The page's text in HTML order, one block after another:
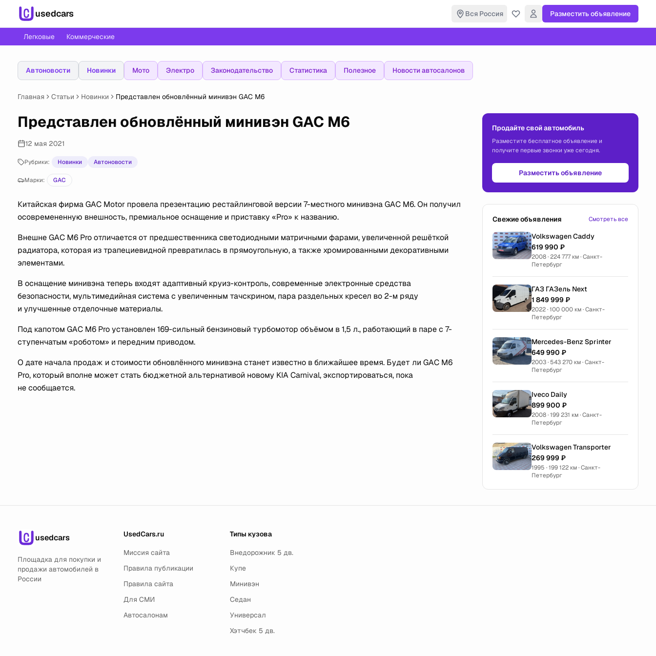
usedcars Вся Россия Разместить объявление
Легковые Коммерческие
Автоновости Новинки Мото Электро Законодательство Статистика Полезное Новости автосалонов
Главная Статьи Новинки Представлен обновлённый минивэн GAC M6
Представлен обновлённый минивэн GAC M6
12 мая 2021
Рубрики: Новинки Автоновости
Марки: GAC
Китайская фирма GAC Motor провела презентацию рестайлинговой версии 7-местного минивэна GAC M6. Он получил
осовремененную внешность, премиальное оснащение и приставку «Pro» к названию.
Внешне GAC M6 Pro отличается от предшественника светодиодными матричными фарами, увеличенной решёткой
радиатора, которая из трапециевидной превратилась в прямоугольную, а также хромированными декоративными
элементами.
В оснащение минивэна теперь входят адаптивный круиз-контроль, современные электронные средства
безопасности, мультимедийная система с увеличенным тачскрином, пара раздельных кресел во 2-м ряду
и улучшенные отделочные материалы.
Под капотом GAC M6 Pro установлен 169-сильный бензиновый турбомотор объёмом в 1,5 л., работающий в паре с 7-
ступенчатым «роботом» и передним приводом.
О дате начала продаж и стоимости обновлённого минивэна станет известно в ближайшее время. Будет ли GAC M6
Pro, который вполне может стать бюджетной альтернативой новому KIA Carnival, экспортироваться, пока
не сообщается.
Продайте свой автомобиль
Разместите бесплатное объявление и
получите первые звонки уже сегодня.
Разместить объявление
Свежие объявления Смотреть все
Volkswagen Caddy
619 990 ₽
2008 · 224 777 км · Санкт-
Петербург
ГАЗ ГАЗель Next
1 849 999 ₽
2022 · 100 000 км · Санкт-
Петербург
Mercedes-Benz Sprinter
649 990 ₽
2003 · 543 270 км · Санкт-
Петербург
Iveco Daily
899 900 ₽
2008 · 199 231 км · Санкт-
Петербург
Volkswagen Transporter
269 999 ₽
1995 · 199 122 км · Санкт-
Петербург
usedcars
Площадка для покупки и
продажи автомобилей в
России
UsedCars.ru
Миссия сайта
Правила публикации
Правила сайта
Для СМИ
Автосалонам
Типы кузова
Внедорожник 5 дв.
Купе
Минивэн
Седан
Универсал
Хэтчбек 5 дв.